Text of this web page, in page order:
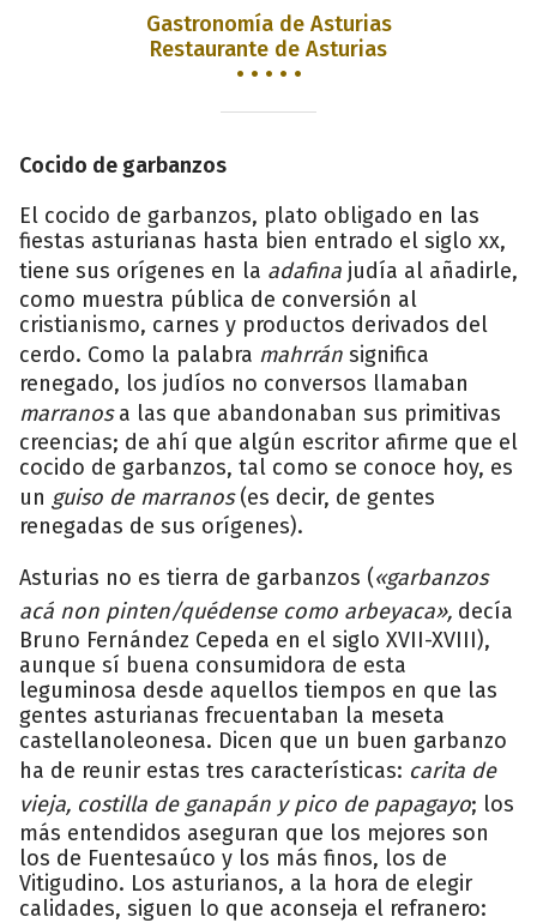
Gastronomía de Asturias
Restaurante de Asturias
• • • • •
Cocido de garbanzos
El cocido de garbanzos, plato obligado en las
fiestas asturianas hasta bien entrado el siglo xx,
tiene sus orígenes en la adafina judía al añadirle,
como muestra pública de conversión al
cristianismo, carnes y productos derivados del
cerdo. Como la palabra mahrrán significa
renegado, los judíos no conversos llamaban
marranosa las que abandonaban sus primitivas
creencias; de ahí que algún escritor afirme que el
cocido de garbanzos, tal como se conoce hoy, es
un guiso de marranos(es decir, de gentes
renegadas de sus orígenes).
Asturias no es tierra de garbanzos («garbanzos
acá non pinten/quédense como arbeyaca», decía
Bruno Fernández Cepeda en el siglo XVII-XVIII),
aunque sí buena consumidora de esta
leguminosa desde aquellos tiempos en que las
gentes asturianas frecuentaban la meseta
castellanoleonesa. Dicen que un buen garbanzo
ha de reunir estas tres características: carita de
vieja, costilla de ganapán y pico de papagayo; los
más entendidos aseguran que los mejores son
los de Fuentesaúco y los más finos, los de
Vitigudino. Los asturianos, a la hora de elegir
calidades, siguen lo que aconseja el refranero: